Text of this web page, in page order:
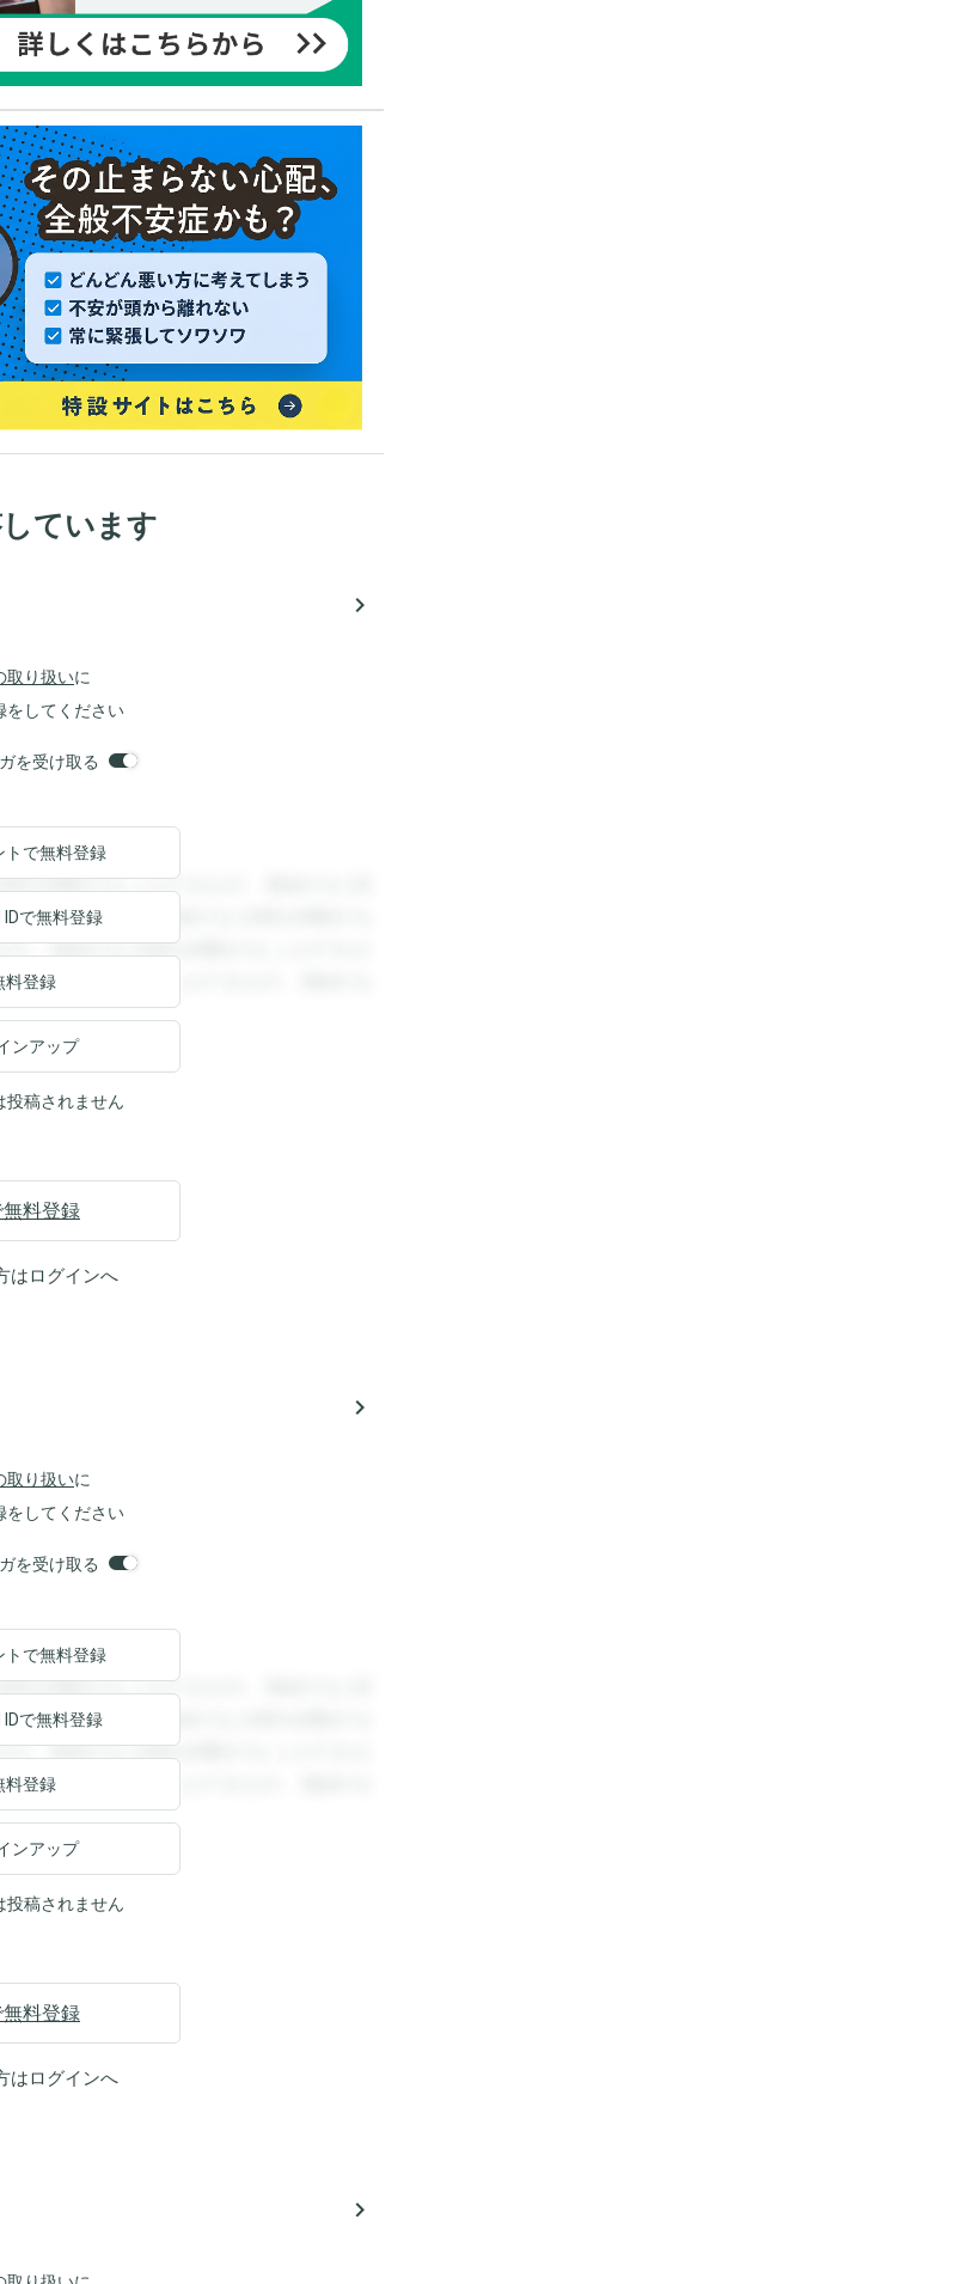
ています
navigate_next
取り扱いに
をしてください
を受け取る
を閲覧することができます。登録すると回
とができます。登録すると回答を閲覧する
。登録すると回答を閲覧することができま
回答を閲覧することができます。登録する
トで無料登録
で無料登録
料登録
ンアップ
稿されません
料登録
はログインへ
navigate_next
取り扱いに
をしてください
を受け取る
を閲覧することができます。登録すると回
とができます。登録すると回答を閲覧する
。登録すると回答を閲覧することができま
回答を閲覧することができます。登録する
トで無料登録
で無料登録
料登録
ンアップ
稿されません
料登録
はログインへ
navigate_next